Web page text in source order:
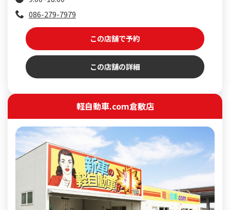
086-279-7979
この店舗で予約
この店舗の詳細
軽自動車.com倉敷店